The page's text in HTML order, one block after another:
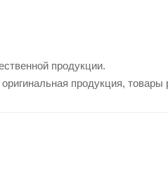
продукции.
продукция,